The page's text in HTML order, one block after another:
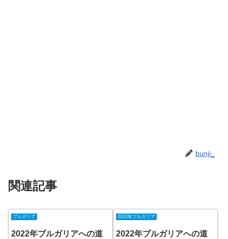
bunji_
関連記事
ブルガリア
2022年ブルガリアへの道
2022年ブルガリア
2022年ブルガリアへの道